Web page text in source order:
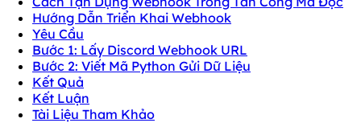
Hướng Dẫn Triển Khai Webhook
Yêu Cầu
Bước 1: Lấy Discord Webhook URL
Bước 2: Viết Mã Python Gửi Dữ Liệu
Kết Quả
Kết Luận
Tài Liệu Tham Khảo